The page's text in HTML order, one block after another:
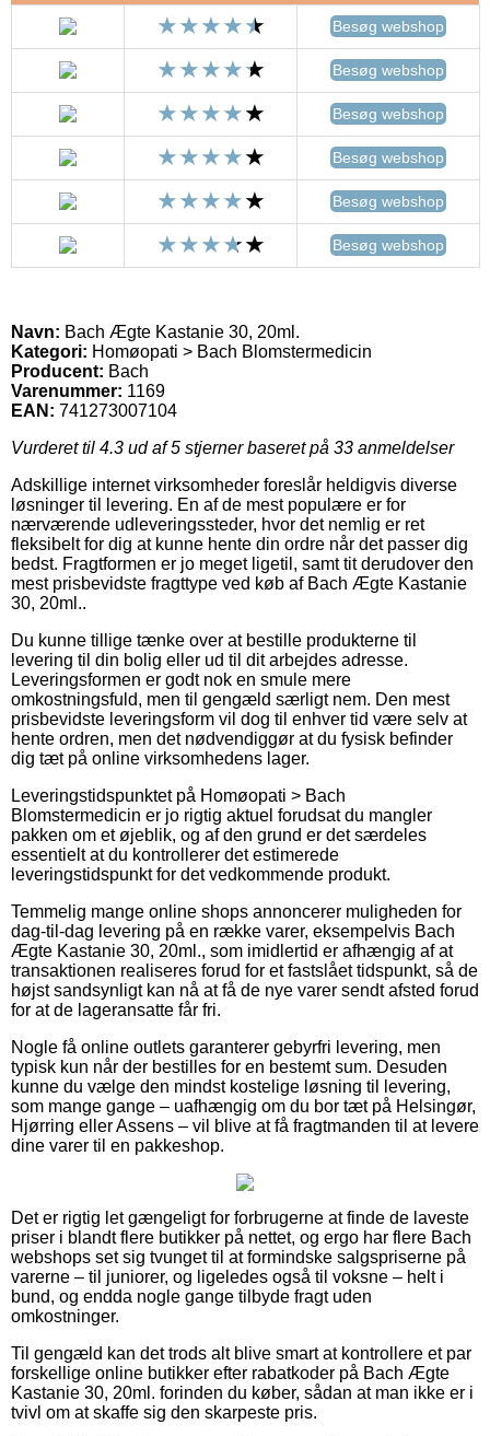
Besøg webshop
Besøg webshop
Besøg webshop
Besøg webshop
Besøg webshop
Besøg webshop
Navn: Bach Ægte Kastanie 30, 20ml.
Kategori: Homøopati > Bach Blomstermedicin
Producent: Bach
Varenummer: 1169
EAN: 741273007104
Vurderet til 4.3 ud af 5 stjerner baseret på 33 anmeldelser
Adskillige internet virksomheder foreslår heldigvis diverse
løsninger til levering. En af de mest populære er for
nærværende udleveringssteder, hvor det nemlig er ret
fleksibelt for dig at kunne hente din ordre når det passer dig
bedst. Fragtformen er jo meget ligetil, samt tit derudover den
mest prisbevidste fragttype ved køb af Bach Ægte Kastanie
30, 20ml..
Du kunne tillige tænke over at bestille produkterne til
levering til din bolig eller ud til dit arbejdes adresse.
Leveringsformen er godt nok en smule mere
omkostningsfuld, men til gengæld særligt nem. Den mest
prisbevidste leveringsform vil dog til enhver tid være selv at
hente ordren, men det nødvendiggør at du fysisk befinder
dig tæt på online virksomhedens lager.
Leveringstidspunktet på Homøopati > Bach
Blomstermedicin er jo rigtig aktuel forudsat du mangler
pakken om et øjeblik, og af den grund er det særdeles
essentielt at du kontrollerer det estimerede
leveringstidspunkt for det vedkommende produkt.
Temmelig mange online shops annoncerer muligheden for
dag-til-dag levering på en række varer, eksempelvis Bach
Ægte Kastanie 30, 20ml., som imidlertid er afhængig af at
transaktionen realiseres forud for et fastslået tidspunkt, så de
højst sandsynligt kan nå at få de nye varer sendt afsted forud
for at de lageransatte får fri.
Nogle få online outlets garanterer gebyrfri levering, men
typisk kun når der bestilles for en bestemt sum. Desuden
kunne du vælge den mindst kostelige løsning til levering,
som mange gange – uafhængig om du bor tæt på Helsingør,
Hjørring eller Assens – vil blive at få fragtmanden til at levere
dine varer til en pakkeshop.
Det er rigtig let gængeligt for forbrugerne at finde de laveste
priser i blandt flere butikker på nettet, og ergo har flere Bach
webshops set sig tvunget til at formindske salgspriserne på
varerne – til juniorer, og ligeledes også til voksne – helt i
bund, og endda nogle gange tilbyde fragt uden
omkostninger.
Til gengæld kan det trods alt blive smart at kontrollere et par
forskellige online butikker efter rabatkoder på Bach Ægte
Kastanie 30, 20ml. forinden du køber, sådan at man ikke er i
tvivl om at skaffe sig den skarpeste pris.